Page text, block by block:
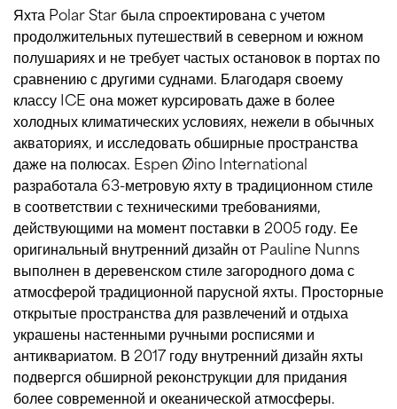
Яхта Polar Star была спроектирована с учетом
продолжительных путешествий в северном и южном
полушариях и не требует частых остановок в портах по
сравнению с другими суднами. Благодаря своему
классу ICE она может курсировать даже в более
холодных климатических условиях, нежели в обычных
акваториях, и исследовать обширные пространства
даже на полюсах. Espen Øino International
разработала 63-метровую яхту в традиционном стиле
в соответствии с техническими требованиями,
действующими на момент поставки в 2005 году. Ее
оригинальный внутренний дизайн от Pauline Nunns
выполнен в деревенском стиле загородного дома с
атмосферой традиционной парусной яхты. Просторные
открытые пространства для развлечений и отдыха
украшены настенными ручными росписями и
антиквариатом. В 2017 году внутренний дизайн яхты
подвергся обширной реконструкции для придания
более современной и океанической атмосферы.